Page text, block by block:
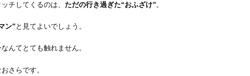
チしてくるのは、 ただの行き過ぎた“おふざけ”。
ン”と見てよいでしょう。
んてとても触れません。
さらです。